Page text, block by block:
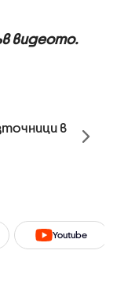
видеото.
в
Youtube